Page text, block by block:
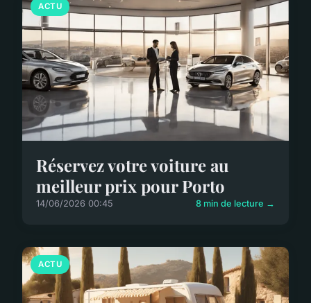
ACTU
Réservez votre voiture au
meilleur prix pour Porto
14/06/2026 00:45 8 min de lecture →
ACTU